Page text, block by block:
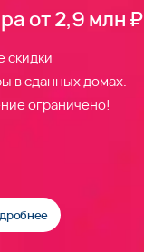
от 2,9 млн
скидки
в сданных домах.
ограничено!